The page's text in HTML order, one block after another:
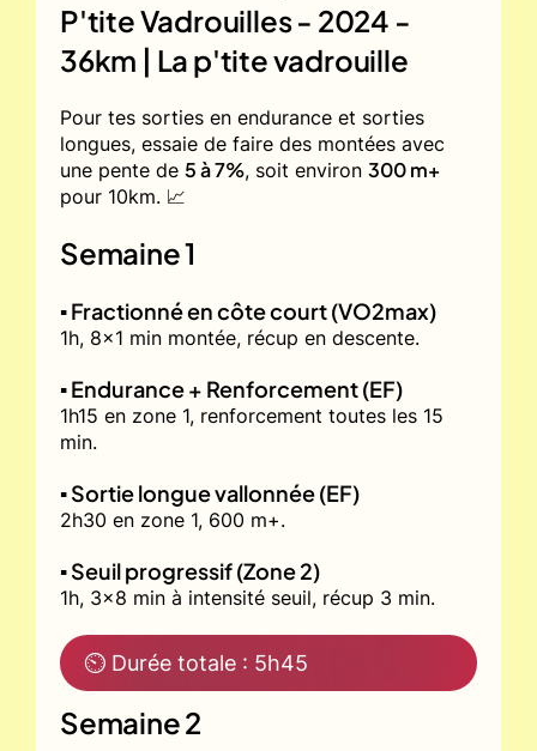
P'tite Vadrouilles - 2024 -
36km | La p'tite vadrouille
Pour tes sorties en endurance et sorties
longues, essaie de faire des montées avec
une pente de 5 à 7%, soit environ 300 m+
pour 10km. 📈
Semaine 1
▪️ Fractionné en côte court (VO2max)
1h, 8x1 min montée, récup en descente.
▪️ Endurance + Renforcement (EF)
1h15 en zone 1, renforcement toutes les 15
min.
▪️ Sortie longue vallonnée (EF)
2h30 en zone 1, 600 m+.
▪️ Seuil progressif (Zone 2)
1h, 3x8 min à intensité seuil, récup 3 min.
⏲ Durée totale : 5h45
Semaine 2